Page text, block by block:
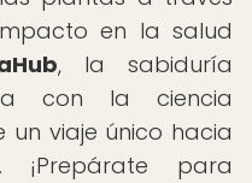
en la salud
, la sabiduría
con la ciencia
viaje único hacia
¡Prepárate para